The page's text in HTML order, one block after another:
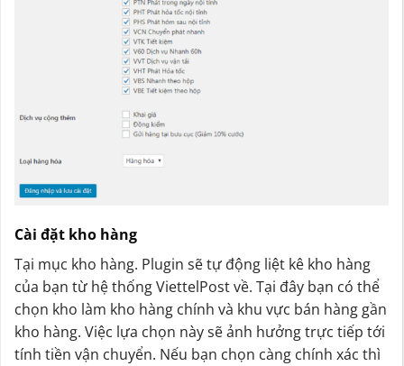
Cài đặt kho hàng
Tại mục kho hàng. Plugin sẽ tự động liệt kê kho hàng
của bạn từ hệ thống ViettelPost về. Tại đây bạn có thể
chọn kho làm kho hàng chính và khu vực bán hàng gần
kho hàng. Việc lựa chọn này sẽ ảnh hưởng trực tiếp tới
tính tiền vận chuyển. Nếu bạn chọn càng chính xác thì